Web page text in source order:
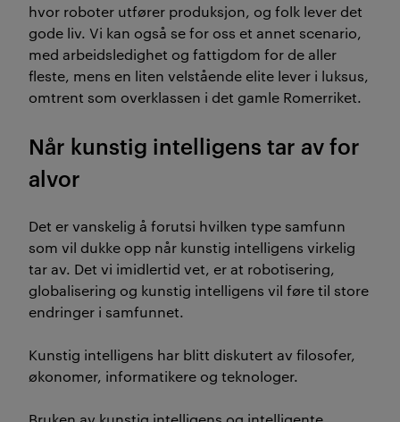
hvor roboter utfører produksjon, og folk lever det
gode liv. Vi kan også se for oss et annet scenario,
med arbeidsledighet og fattigdom for de aller
fleste, mens en liten velstående elite lever i luksus,
omtrent som overklassen i det gamle Romerriket.
Når kunstig intelligens tar av for
alvor
Det er vanskelig å forutsi hvilken type samfunn
som vil dukke opp når kunstig intelligens virkelig
tar av. Det vi imidlertid vet, er at robotisering,
globalisering og kunstig intelligens vil føre til store
endringer i samfunnet.
Kunstig intelligens har blitt diskutert av filosofer,
økonomer, informatikere og teknologer.